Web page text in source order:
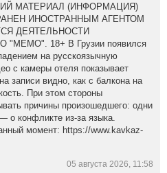
МАТЕРИАЛ (ИНФОРМАЦИЯ)
ИНОСТРАННЫМ АГЕНТОМ
ДЕЯТЕЛЬНОСТИ
18+ В Грузии появился
на русскоязычную
с камеры отеля показывает
записи видно, как с балкона на
При этом стороны
причины произошедшего: одни
о конфликте из-за языка.
момент: https://www.kavkaz-
05 августа 2026, 11:58